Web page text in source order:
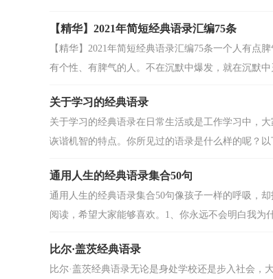
【精华】2021年简短经典语录汇编75条
【精华】2021年简短经典语录汇编75条一个人有点
有个性、有脾气的人。不在沉默中爆发，就在沉默
关于学习的经典语录
关于学习的经典语录在日常生活或是工作学习中，
诙谐机智的特点。你所见过的语录是什么样的呢？
通用人生的经典语录集合50句
通用人生的经典语录集合50句像孩子一样的呼吸，
阅读，希望大家能够喜欢。1、你永远不会明白我为
比尔·盖茨经典语录
比尔·盖茨经典语录无论是身处学校还是步入社会